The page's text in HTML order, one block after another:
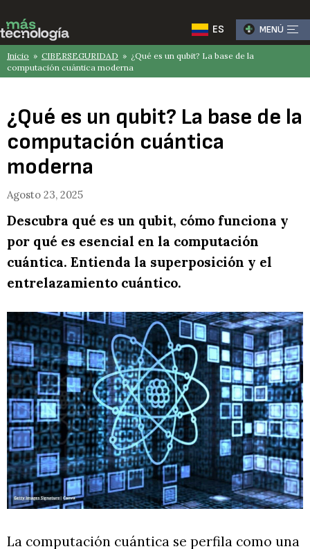
ES MENÚ
Inicio » CIBERSEGURIDAD » ¿Qué es un qubit? La base de la
computación cuántica moderna
¿Qué es un qubit? La base de la
computación cuántica
moderna
Agosto 23, 2025
Descubra qué es un qubit, cómo funciona y
por qué es esencial en la computación
cuántica. Entienda la superposición y el
entrelazamiento cuántico.
La computación cuántica se perfila como una